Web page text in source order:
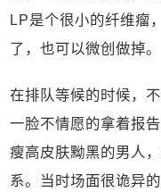
LP是个很小的纤维瘤
了，也可以微创做掉。
在排队等候的时候，
一脸不情愿的拿着报
瘦高皮肤黝黑的男人
系。当时场面很诡异